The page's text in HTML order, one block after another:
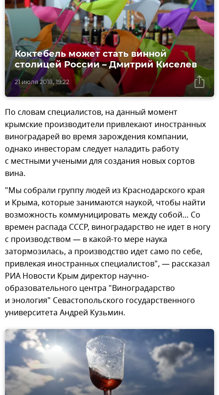
21 июля 2018, 19:22
Коктебель может стать винной
столицей России – Дмитрий Киселев
По словам специалистов, на данный момент
крымские производители привлекают иностранных
виноградарей во время зарождения компании,
однако инвесторам следует наладить работу
с местными учеными для создания новых сортов
вина.
"Мы собрали группу людей из Краснодарского края
и Крыма, которые занимаются наукой, чтобы найти
возможность коммуницировать между собой… Со
времен распада СССР, виноградарство не идет в ногу
с производством — в какой-то мере наука
затормозилась, а производство идет само по себе,
привлекая иностранных специалистов", — рассказал
РИА Новости Крым директор научно-
образовательного центра "Виноградарство
и энология" Севастопольского государственного
университета Андрей Кузьмин.